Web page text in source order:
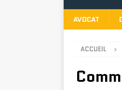
AVOCAT
ACCUEIL